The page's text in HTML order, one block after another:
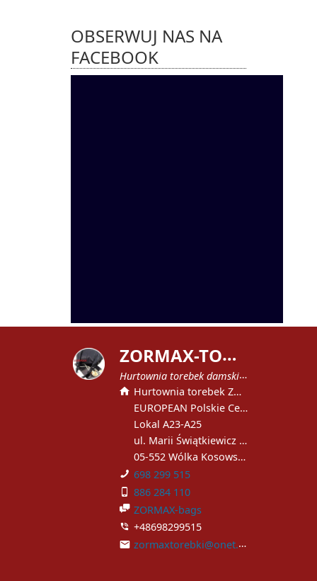
OBSERWUJ NAS NA
FACEBOOK
Z
ORMAX-TOREBKI
Hurtownia torebek damskich
Hurtownia torebek ZORMAX
EUROPEAN Polskie Centrum Handlowe
Lokal A23-A25
ul. Marii Świątkiewicz 51
05-552 Wólka Kosowska
698 299 515
886 284 110
ZORMAX-bags
+48698299515
zormaxtorebki@onet.pl